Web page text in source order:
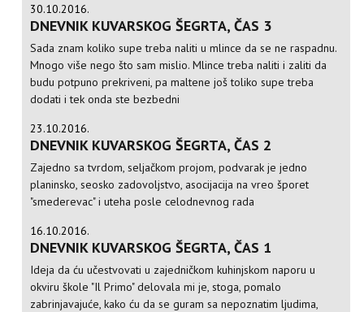
30.10.2016.
DNEVNIK KUVARSKOG ŠEGRTA, ČAS 3
Sada znam koliko supe treba naliti u mlince da se ne raspadnu.
Mnogo više nego što sam mislio. Mlince treba naliti i zaliti da
budu potpuno prekriveni, pa maltene još toliko supe treba
dodati i tek onda ste bezbedni
23.10.2016.
DNEVNIK KUVARSKOG ŠEGRTA, ČAS 2
Zajedno sa tvrdom, seljačkom projom, podvarak je jedno
planinsko, seosko zadovoljstvo, asocijacija na vreo šporet
"smederevac" i uteha posle celodnevnog rada
16.10.2016.
DNEVNIK KUVARSKOG ŠEGRTA, ČAS 1
Ideja da ću učestvovati u zajedničkom kuhinjskom naporu u
okviru škole "Il Primo" delovala mi je, stoga, pomalo
zabrinjavajuće, kako ću da se guram sa nepoznatim ljudima,